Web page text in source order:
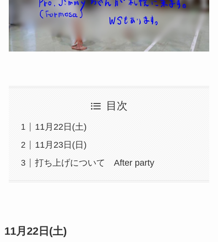
目次
11月22日(土)
11月23日(日)
打ち上げについて After party
11月22日(土)